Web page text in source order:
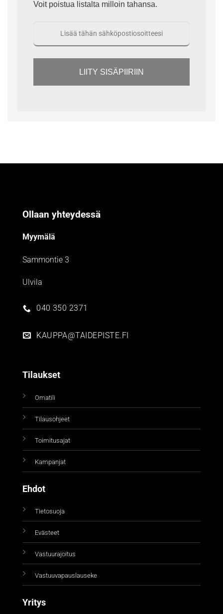
Voit poistua listalta milloin tahansa.
LIITY SISÄPIIRIIN
Ollaan yhteydessä
Myymälä
Sammontie 3
Ulvila
040 350 2371
KAUPPA@TAIDEPISTE.FI
Tilaukset
Omatili
Tilausohjeet
Toimitusajat
Kampanjat
Ehdot
Tietosuoja
Evästeet
Vastuurajoitus
Vastuuvapauslauseke
Yritys